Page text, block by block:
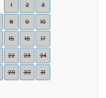
1
2 3
8 9 10
15 16 17
22 23 24
29 30 31